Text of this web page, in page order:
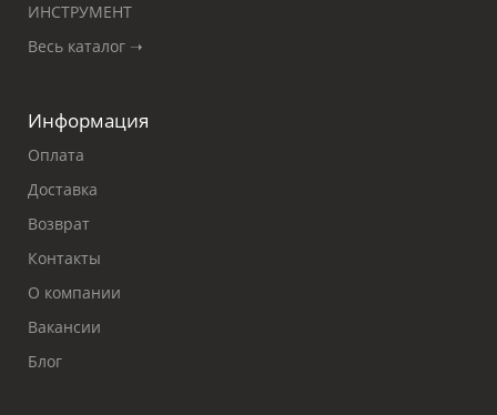
ИНСТРУМЕНТ
Весь каталог ➝
Информация
Оплата
Доставка
Возврат
Контакты
О компании
Вакансии
Блог